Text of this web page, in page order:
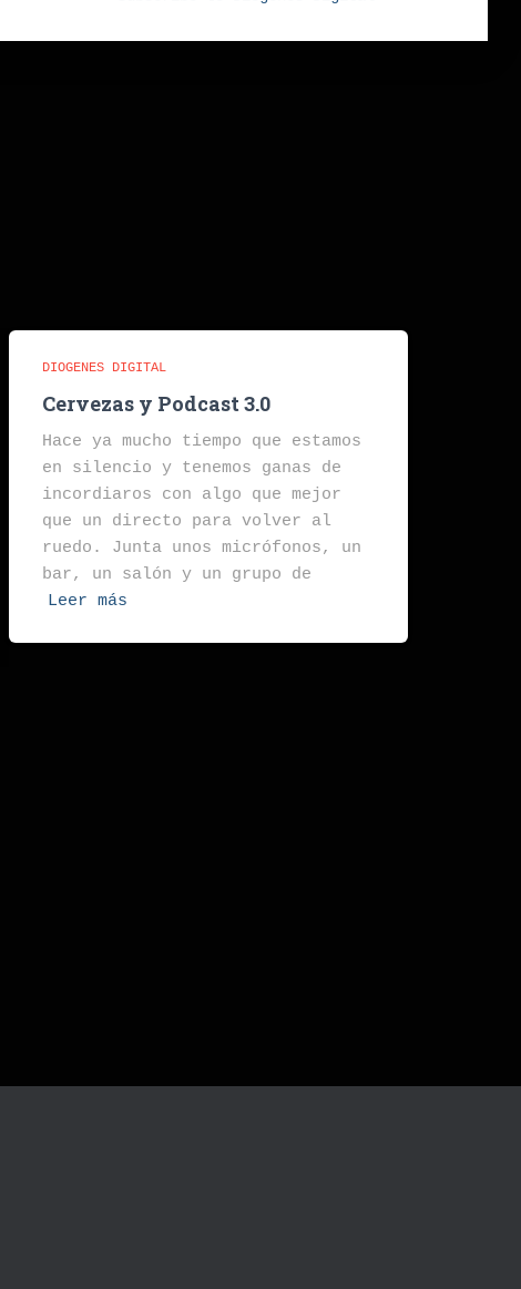
DIOGENES DIGITAL
Cervezas y Podcast 3.0
Hace ya mucho tiempo que estamos
en silencio y tenemos ganas de
incordiaros con algo que mejor
que un directo para volver al
ruedo. Junta unos micrófonos, un
bar, un salón y un grupo de
Leer más